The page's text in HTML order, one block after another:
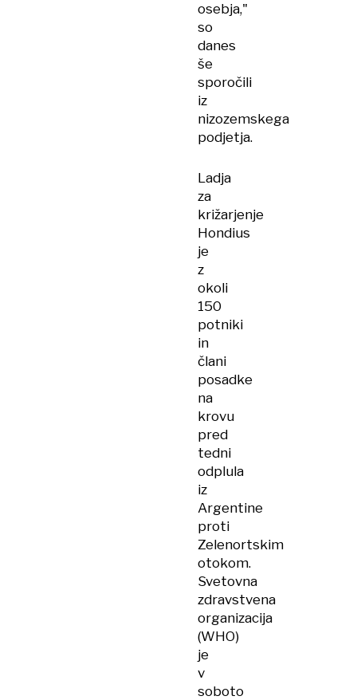
osebja,"
so
danes
še
sporočili
iz
nizozemskega
podjetja.
Ladja
za
križarjenje
Hondius
je
z
okoli
150
potniki
in
člani
posadke
na
krovu
pred
tedni
odplula
iz
Argentine
proti
Zelenortskim
otokom.
Svetovna
zdravstvena
organizacija
(WHO)
je
v
soboto